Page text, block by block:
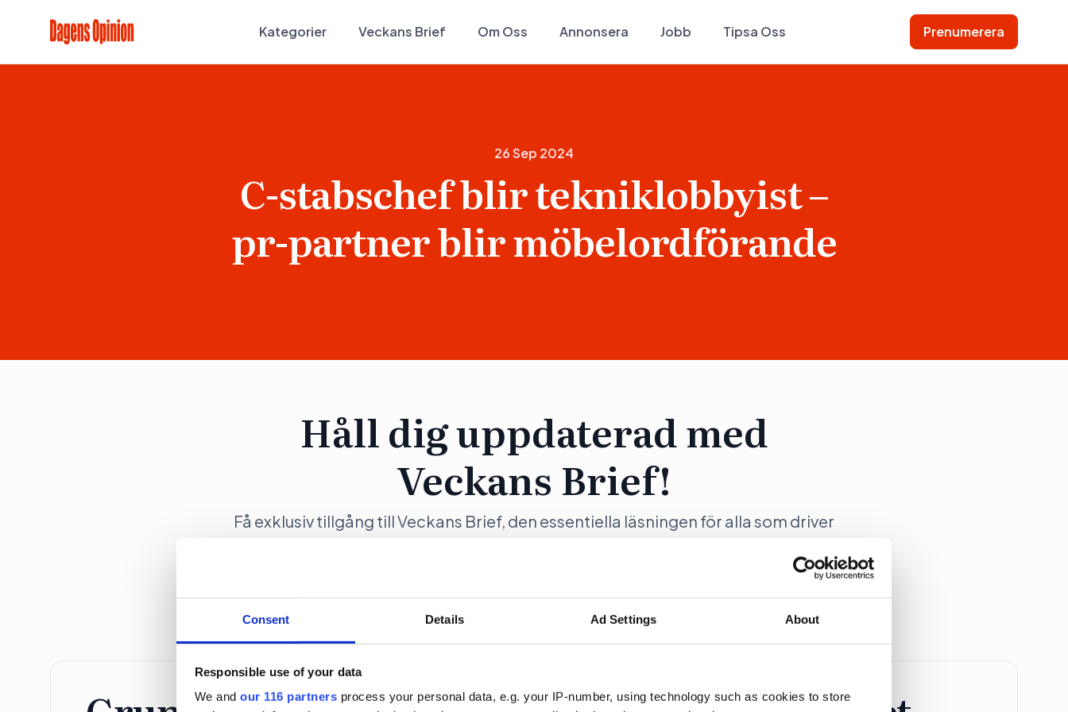
Consent Details Ad Settings About
Responsible use of your data
We and our 116 partners process your personal data, e.g. your IP-number, using technology such as cookies to store
Kategorier Veckans Brief Om Oss Annonsera Jobb Tipsa Oss Prenumerera
26 Sep 2024
C-stabschef blir tekniklobbyist –
pr-partner blir möbelordförande
Håll dig uppdaterad med
Veckans Brief!
Få exklusiv tillgång till Veckans Brief, den essentiella läsningen för alla som driver